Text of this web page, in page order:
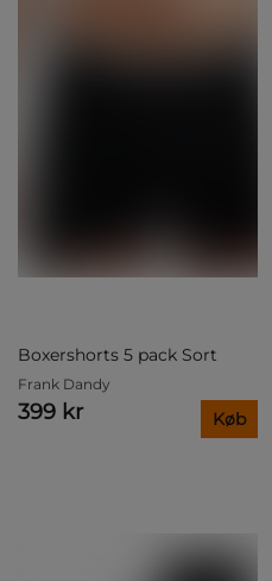
Boxershorts 5 pack Sort
Frank Dandy
399 kr Køb